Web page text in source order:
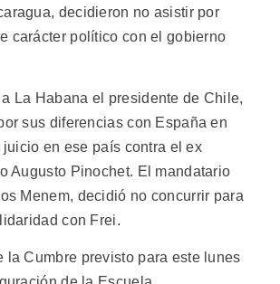
decidieron no asistir por
carácter político con el gobierno
La Habana el presidente de Chile,
sus diferencias con España en
en ese país contra el ex
Augusto Pinochet. El mandatario
Menem, decidió no concurrir para
con Frei.
la Cumbre previsto para este lunes